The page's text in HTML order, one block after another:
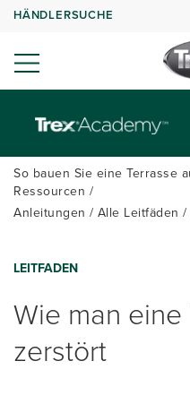
HÄNDLERSUCHE
So bauen Sie eine Terrasse
Ressourcen
Anleitungen
Alle Leitfäden
LEITFADEN
Wie man eine
zerstört